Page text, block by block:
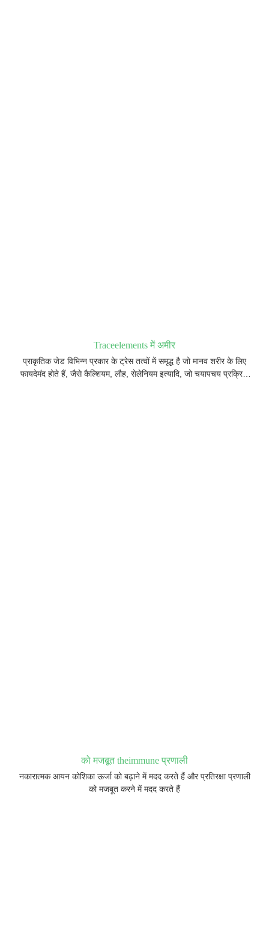
Traceelements में अमीर
प्राकृतिक जेड विभिन्न प्रकार के ट्रेस तत्वों में समृद्ध है जो मानव शरीर के लिए
फायदेमंद होते हैं, जैसे कैल्शियम, लौह, सेलेनियम इत्यादि, जो चयापचय प्रक्रिया
को मजबूत theimmune प्रणाली
नकारात्मक आयन कोशिका ऊर्जा को बढ़ाने में मदद करते हैं और प्रतिरक्षा प्रणाली
को मजबूत करने में मदद करते हैं